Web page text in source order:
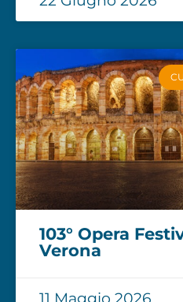
103° Opera
Verona